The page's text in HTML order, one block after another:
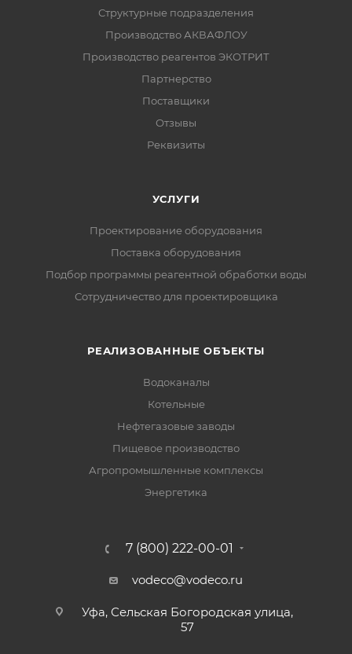
Структурные подразделения
Производство АКВАФЛОУ
Производство реагентов ЭКОТРИТ
Партнерство
Поставщики
Отзывы
Реквизиты
УСЛУГИ
Проектирование оборудования
Поставка оборудования
Подбор программы реагентной обработки воды
Сотрудничество для проектировщика
РЕАЛИЗОВАННЫЕ ОБЪЕКТЫ
Водоканалы
Котельные
Нефтегазовые заводы
Пищевое производство
Агропромышленные комплексы
Энергетика
7 (800) 222-00-01
vodeco@vodeco.ru
Уфа, Сельская Богородская улица,
57